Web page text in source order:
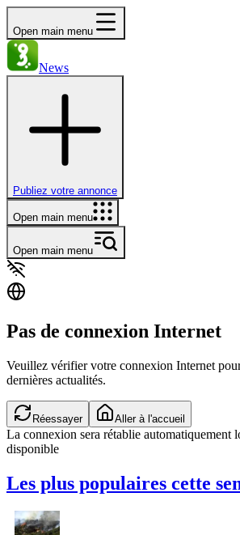
Open main menu
News
Publiez votre annonce
Open main menu
Open main menu
Pas de connexion Internet
Veuillez vérifier votre connexion Internet
dernières actualités.
Réessayer Aller à l'accueil
La connexion sera rétablie automatiquement
disponible
Les plus populaires cette